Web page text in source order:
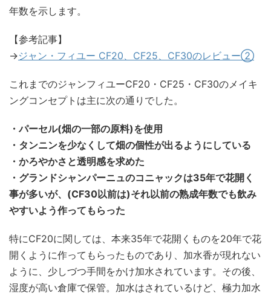
年数を示します。
【参考記事】
→ジャン・フィユー CF20、CF25、CF30のレビュー②
これまでのジャンフィユーCF20・CF25・CF30のメイキ
ングコンセプトは主に次の通りでした。
・パーセル(畑の一部の原料)を使用
・タンニンを少なくして畑の個性が出るようにしている
・かろやかさと透明感を求めた
・グランドシャンパーニュのコニャックは35年で花開く
事が多いが、(CF30以前は)それ以前の熟成年数でも飲み
やすいよう作ってもらった
特にCF20に関しては、本来35年で花開くものを20年で花
開くように作ってもらったものであり、加水香が現れない
ように、少しづつ手間をかけ加水されています。その後、
湿度が高い倉庫で保管。加水はされているけど、極力加水